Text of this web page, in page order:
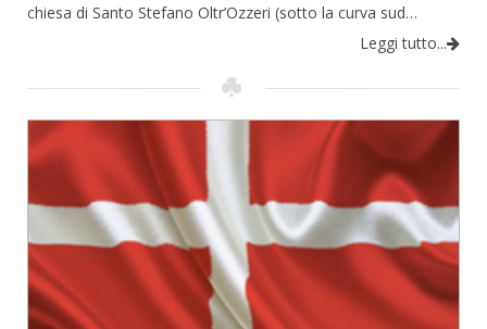
chiesa di Santo Stefano Oltr’Ozzeri (sotto la curva sud…
Leggi tutto...